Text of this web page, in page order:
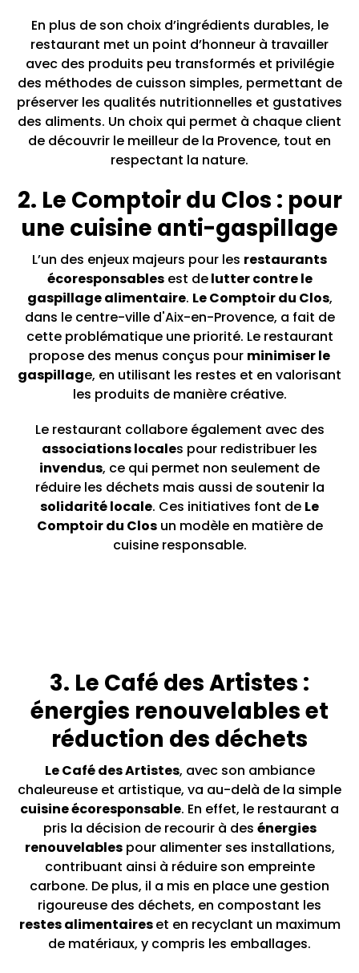
En plus de son choix d’ingrédients durables, le
restaurant met un point d’honneur à travailler
avec des produits peu transformés et privilégie
des méthodes de cuisson simples, permettant de
préserver les qualités nutritionnelles et gustatives
des aliments. Un choix qui permet à chaque client
de découvrir le meilleur de la Provence, tout en
respectant la nature.
2. Le Comptoir du Clos : pour
une cuisine anti-gaspillage
L’un des enjeux majeurs pour les restaurants
écoresponsablesest delutter contre le
gaspillage alimentaire. Le Comptoir du Clos,
dans le centre-ville d'Aix-en-Provence, a fait de
cette problématique une priorité. Le restaurant
propose des menus conçus pour minimiser le
gaspillage, en utilisant les restes et en valorisant
les produits de manière créative.
Le restaurant collabore également avec des
associations locales pour redistribuer les
invendus, ce qui permet non seulement de
réduire les déchets mais aussi de soutenir la
solidarité locale. Ces initiatives font de Le
Comptoir du Closun modèle en matière de
cuisine responsable.
3. Le Café des Artistes :
énergies renouvelables et
réduction des déchets
Le Café des Artistes, avec son ambiance
chaleureuse et artistique, va au-delà de la simple
cuisine écoresponsable. En effet, le restaurant a
pris la décision de recourir à des énergies
renouvelablespour alimenter ses installations,
contribuant ainsi à réduire son empreinte
carbone. De plus, il a mis en place une gestion
rigoureuse des déchets, en compostant les
restes alimentaireset en recyclant un maximum
de matériaux, y compris les emballages.